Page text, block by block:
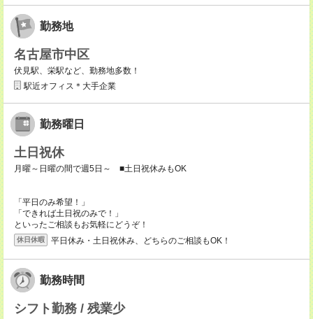
勤務地
名古屋市中区
伏見駅、栄駅など、勤務地多数！
駅近オフィス＊大手企業
勤務曜日
土日祝休
月曜～日曜の間で週5日～ ■土日祝休みもOK
「平日のみ希望！」
「できれば土日祝のみで！」
といったご相談もお気軽にどうぞ！
休日休暇 平日休み・土日祝休み、どちらのご相談もOK！
勤務時間
シフト勤務 / 残業少